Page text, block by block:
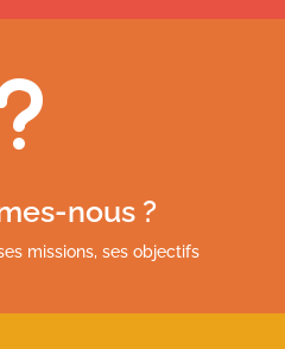
nous ?
missions, ses objectifs